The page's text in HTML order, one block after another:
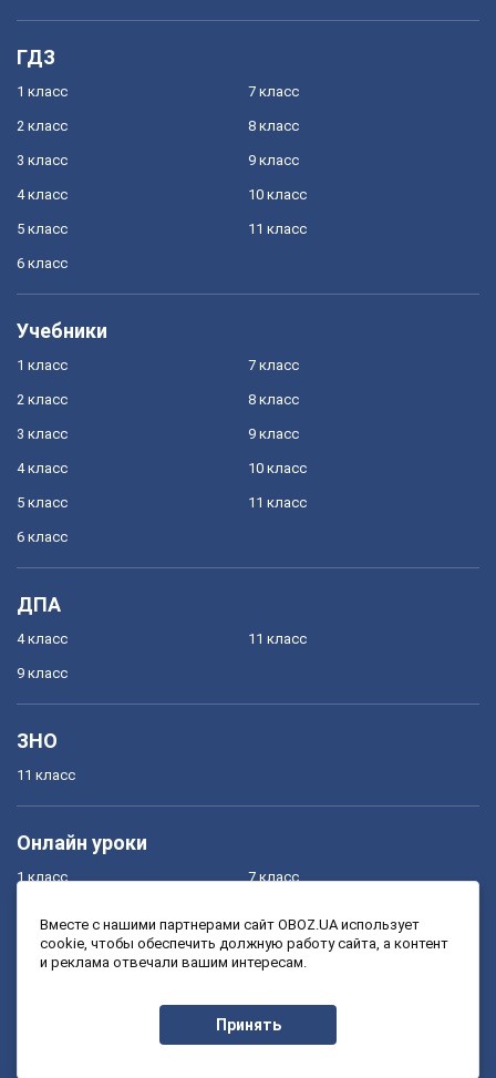
ГДЗ
1 класс
2 класс
3 класс
4 класс
5 класс
6 класс
7 класс
8 класс
9 класс
10 класс
11 класс
Учебники
1 класс
2 класс
3 класс
4 класс
5 класс
6 класс
7 класс
8 класс
9 класс
10 класс
11 класс
ДПА
4 класс
9 класс
11 класс
ЗНО
11 класс
Онлайн уроки
1 класс
3 класс
7 класс
9 класс
Вместе с нашими партнерами сайт OBOZ.UA использует
cookie, чтобы обеспечить должную работу сайта, а контент
и реклама отвечали вашим интересам.
Принять